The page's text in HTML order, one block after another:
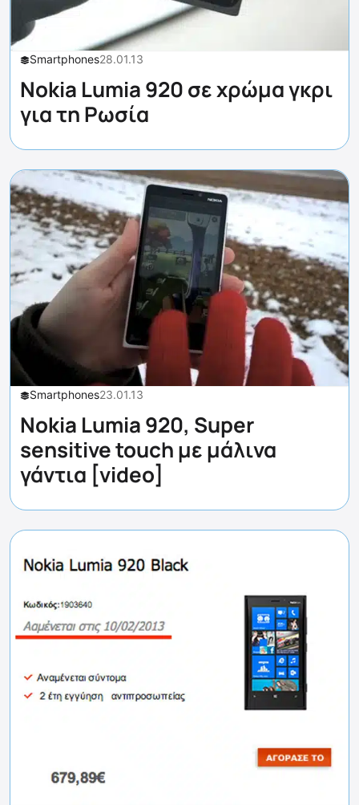
Smartphones28.01.13
Nokia Lumia 920 σε χρώμα γκρι
για τη Ρωσία
Smartphones23.01.13
Nokia Lumia 920, Super
sensitive touch με μάλινα
γάντια [video]